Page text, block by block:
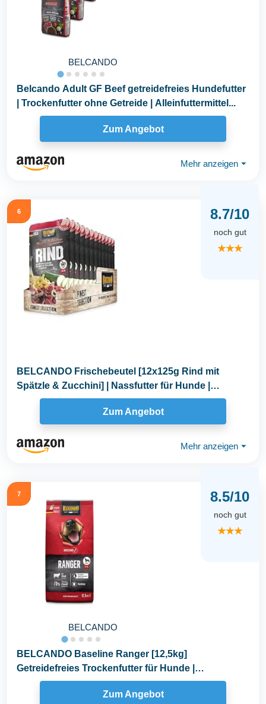
BELCANDO
Belcando Adult GF Beef getreidefreies Hundefutter
| Trockenfutter ohne Getreide | Alleinfuttermittel...
Zum Angebot
Mehr anzeigen ⏷
6 8.7/10
noch gut
★★★
BELCANDO Frischebeutel [12x125g Rind mit
Spätzle & Zucchini] | Nassfutter für Hunde |
Feuchtfutter...
Zum Angebot
Mehr anzeigen ⏷
7
BELCANDO
8.5/10
noch gut
★★★
BELCANDO Baseline Ranger [12,5kg]
Getreidefreies Trockenfutter für Hunde |
Alleinfuttermittel für...
Zum Angebot